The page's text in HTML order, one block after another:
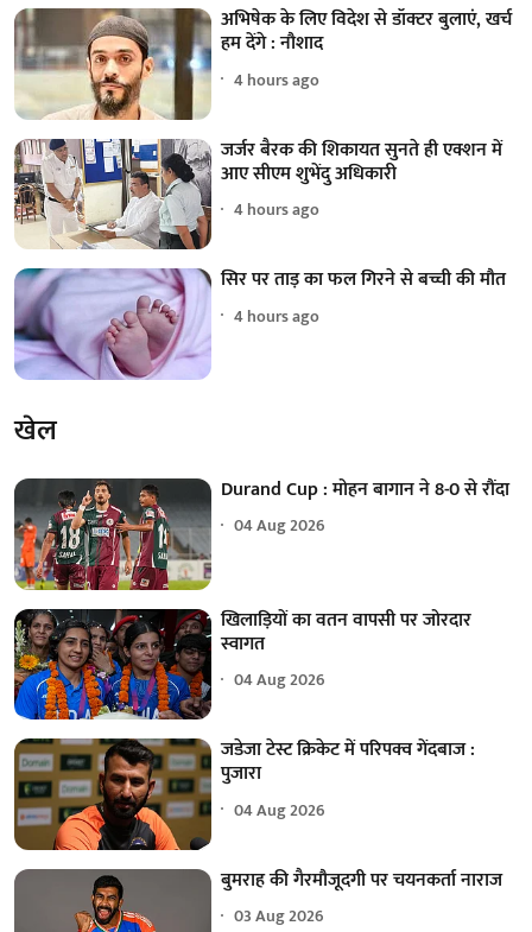
अभिषेक के लिए विदेश से डॉक्टर बुलाएं, खर्च
हम देंगे : नौशाद
4 hours ago
जर्जर बैरक की शिकायत सुनते ही एक्शन में
आए सीएम शुभेंदु अधिकारी
4 hours ago
सिर पर ताड़ का फल गिरने से बच्ची की मौत
4 hours ago
खेल
Durand Cup : मोहन बागान ने 8-0 से रौंदा
04 Aug 2026
खिलाड़ियों का वतन वापसी पर जोरदार
स्वागत
04 Aug 2026
जडेजा टेस्ट क्रिकेट में परिपक्व गेंदबाज :
पुजारा
04 Aug 2026
बुमराह की गैरमौजूदगी पर चयनकर्ता नाराज
03 Aug 2026